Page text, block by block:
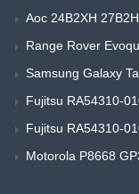
Aoc 24B2XH
Range Rover
Samsung Galaxy
Fujitsu RA54310-
Fujitsu RA54310-
Motorola P8668